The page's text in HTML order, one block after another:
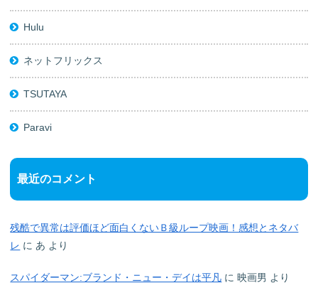
Hulu
ネットフリックス
TSUTAYA
Paravi
最近のコメント
残酷で異常は評価ほど面白くないＢ級ループ映画！感想とネタバ
レ に あ より
スパイダーマン:ブランド・ニュー・デイは平凡 に映画男 より